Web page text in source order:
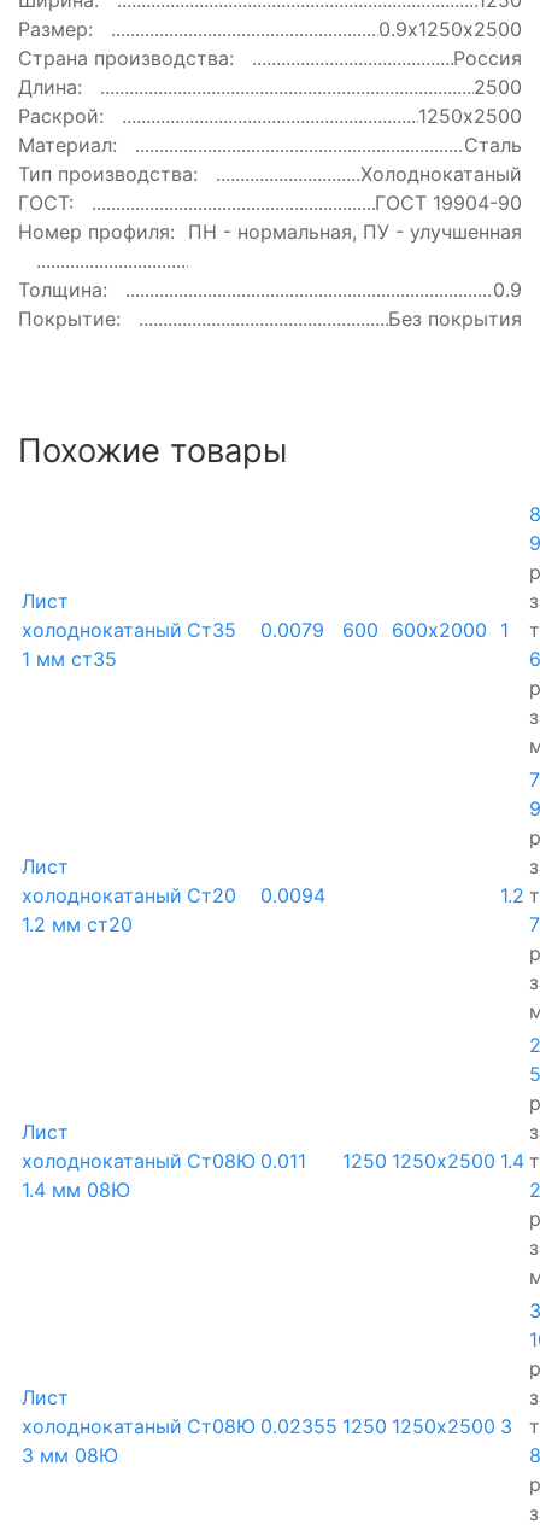
Размер:
0.9х1250х2500
Страна производства:
Россия
Длина:
2500
Раскрой:
1250х2500
Материал:
Сталь
Тип производства:
Холоднокатаный
ГОСТ:
ГОСТ 19904-90
Номер профиля:
ПН - нормальная, ПУ - улучшенная
Толщина:
0.9
Покрытие:
Без покрытия
Похожие товары
Лист
холоднокатаный
1 мм ст35
Ст35 0.0079 600 600х2000 1
Лист
холоднокатаный
1.2 мм ст20
Ст20 0.0094 1.2
Лист
холоднокатаный
1.4 мм 08Ю
Ст08Ю 0.011 1250 1250х2500 1.4
Лист
холоднокатаный
3 мм 08Ю
Ст08Ю 0.02355 1250 1250х2500 3